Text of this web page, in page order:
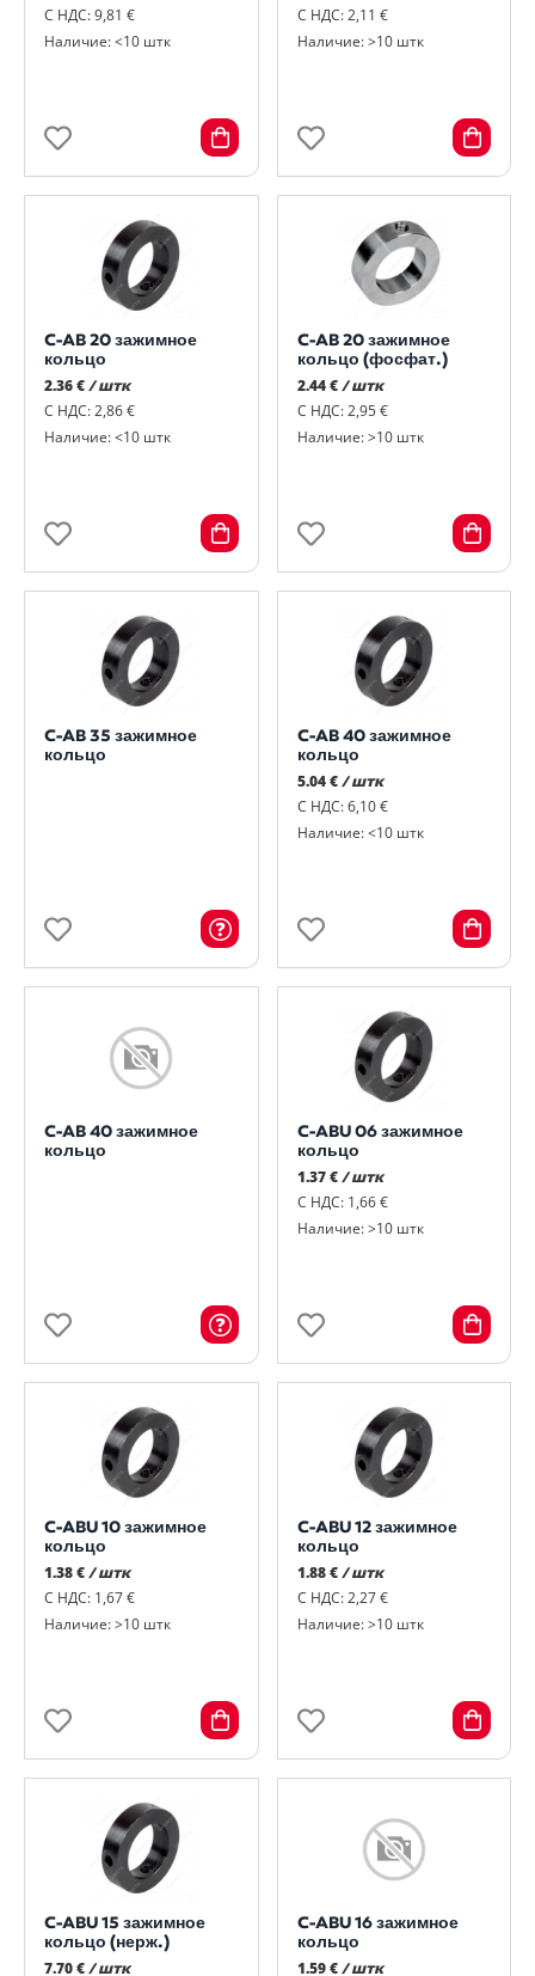
С НДС: 9,81 €
Наличие: <10 штк
С НДС: 2,11 €
Наличие: >10 штк
C-AB 20 зажимное
кольцо
2.36 €/ штк
С НДС: 2,86 €
Наличие: <10 штк
C-AB 20 зажимное
кольцо (фосфат.)
2.44 € / штк
С НДС: 2,95 €
Наличие: >10 штк
C-AB 35 зажимное
кольцо
C-AB 40 зажимное
кольцо
5.04 € / штк
С НДС: 6,10 €
Наличие: <10 штк
C-AB 40 зажимное
кольцо
C-ABU 06 зажимное
кольцо
1.37 € / штк
С НДС: 1,66 €
Наличие: >10 штк
C-ABU 10 зажимное
кольцо
1.38 €/ штк
С НДС: 1,67 €
Наличие: >10 штк
C-ABU 12 зажимное
кольцо
1.88 € / штк
С НДС: 2,27 €
Наличие: >10 штк
C-ABU 15 зажимное
кольцо (нерж.)
7.70 €/ штк
C-ABU 16 зажимное
кольцо
1.59 € / штк